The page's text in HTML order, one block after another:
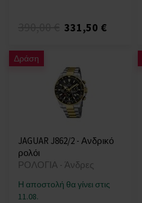
331,50 €
Δράση
JAGUAR J862/2 - Ανδρικό
ρολόι
ΡΟΛΟΓΙΑ - Άνδρες
Η αποστολή θα γίνει στις
11.08.